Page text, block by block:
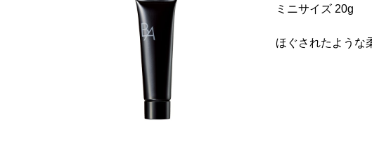
ミニサイズ 20g
ほぐされたような